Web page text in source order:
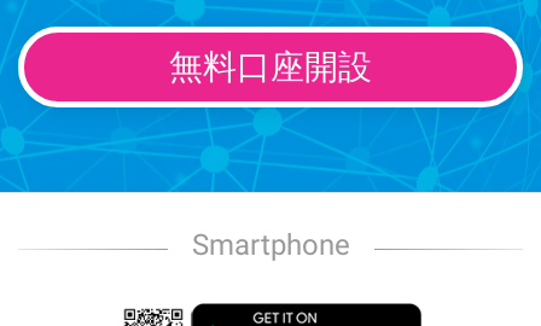
無料口座開設
Smartphone